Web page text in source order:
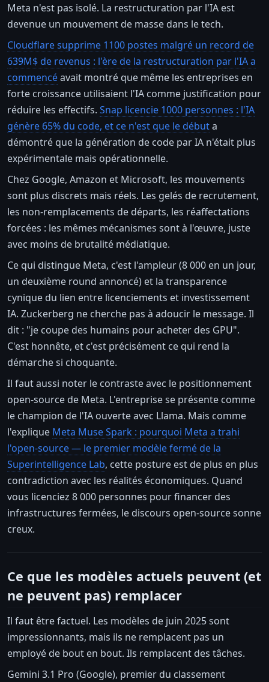
Meta n'est pas isolé. La restructuration par l'IA est
devenue un mouvement de masse dans le tech.
Cloudflare supprime 1100 postes malgré un record de
639M$ de revenus : l'ère de la restructuration par l'IA a
commencéavait montré que même les entreprises en
forte croissance utilisaient l'IA comme justification pour
réduire les effectifs. Snap licencie 1000 personnes : l'IA
génère 65% du code, et ce n'est que le débuta
démontré que la génération de code par IA n'était plus
expérimentale mais opérationnelle.
Chez Google, Amazon et Microsoft, les mouvements
sont plus discrets mais réels. Les gelés de recrutement,
les non-remplacements de départs, les réaffectations
forcées : les mêmes mécanismes sont à l'œuvre, juste
avec moins de brutalité médiatique.
Ce qui distingue Meta, c'est l'ampleur (8 000 en un jour,
un deuxième round annoncé) et la transparence
cynique du lien entre licenciements et investissement
IA. Zuckerberg ne cherche pas à adoucir le message. Il
dit : "je coupe des humains pour acheter des GPU".
C'est honnête, et c'est précisément ce qui rend la
démarche si choquante.
Il faut aussi noter le contraste avec le positionnement
open-source de Meta. L'entreprise se présente comme
le champion de l'IA ouverte avec Llama. Mais comme
l'explique Meta Muse Spark : pourquoi Meta a trahi
l'open-source — le premier modèle fermé de la
Superintelligence Lab, cette posture est de plus en plus
contradiction avec les réalités économiques. Quand
vous licenciez 8 000 personnes pour financer des
infrastructures fermées, le discours open-source sonne
creux.
Ce que les modèles actuels peuvent (et
ne peuvent pas) remplacer
Il faut être factuel. Les modèles de juin 2025 sont
impressionnants, mais ils ne remplacent pas un
employé de bout en bout. Ils remplacent des tâches.
Gemini 3.1 Pro (Google), premier du classement